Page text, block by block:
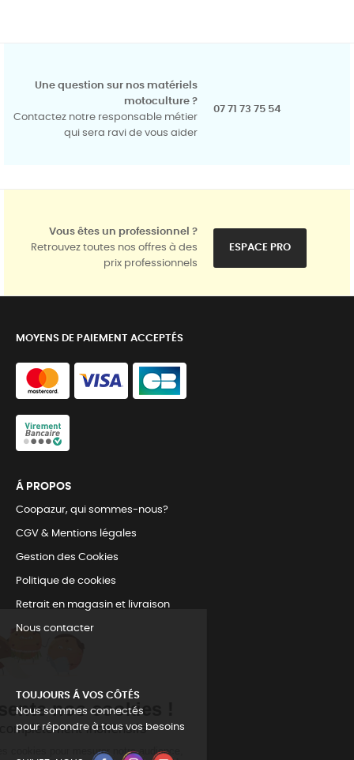
Une question sur nos matériels
motoculture ?
Contactez notre responsable métier
qui sera ravi de vous aider
07 71 73 75 54
Vous êtes un professionnel ?
Retrouvez toutes nos offres à des
prix professionnels
ESPACE PRO
MOYENS DE PAIEMENT ACCEPTÉS
Á PROPOS
Coopazur, qui sommes-nous?
CGV & Mentions légales
Gestion des Cookies
Politique de cookies
Retrait en magasin et livraison
Nous contacter
TOUJOURS Á VOS CÔTÉS
Nous sommes connectés
pour répondre à tous vos besoins